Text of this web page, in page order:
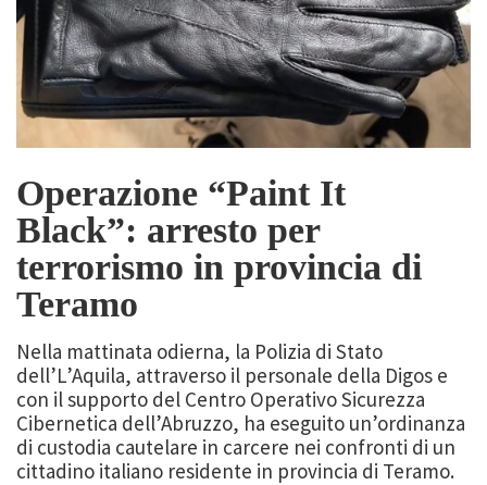
Operazione “Paint It
Black”: arresto per
terrorismo in provincia di
Teramo
Nella mattinata odierna, la Polizia di Stato
dell’L’Aquila, attraverso il personale della Digos e
con il supporto del Centro Operativo Sicurezza
Cibernetica dell’Abruzzo, ha eseguito un’ordinanza
di custodia cautelare in carcere nei confronti di un
cittadino italiano residente in provincia di Teramo.